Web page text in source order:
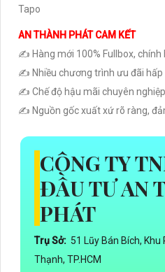
Tapo
AN THÀNH PHÁT CAM KẾT
✍️ Hàng mới 100% Fullbox, chính
✍️ Nhiều chương trình ưu đãi hấp
✍️ Chế độ hậu mãi chuyên nghiệp.
✍️ Nguồn gốc xuất xứ rõ ràng,
CÔNG TY
ĐẦU TƯ AN
PHÁT
Trụ Sở: 51 Lũy Bán Bích,
Thạnh, TP.HCM